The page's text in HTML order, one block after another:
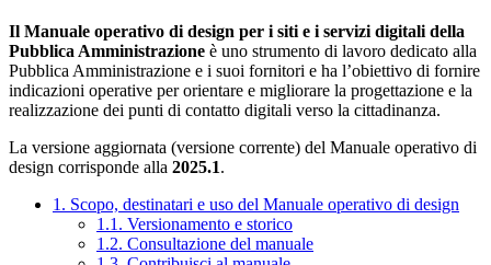
Il Manuale operativo di design per i siti e i servizi digitali della
Pubblica Amministrazione è uno strumento di lavoro dedicato alla
Pubblica Amministrazione e i suoi fornitori e ha l’obiettivo di fornire
indicazioni operative per orientare e migliorare la progettazione e la
realizzazione dei punti di contatto digitali verso la cittadinanza.
La versione aggiornata (versione corrente) del Manuale operativo di
design corrisponde alla 2025.1.
1. Scopo, destinatari e uso del Manuale operativo di design
1.1. Versionamento e storico
1.2. Consultazione del manuale